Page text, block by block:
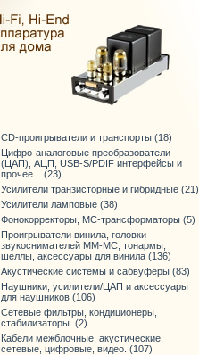
CD-проигрыватели и транспорты (18)
Цифро-аналоговые преобразователи
(ЦАП), АЦП, USB-S/PDIF интерфейсы и
прочее... (23)
Усилители транзисторные и гибридные (21)
Усилители ламповые (38)
Фонокорректоры, МС-трансформаторы (5)
Проигрыватели винила, головки
звукоснимателей ММ-МС, тонармы,
шеллы, аксессуары для винила (136)
Акустические системы и сабвуферы (83)
Наушники, усилители/ЦАП и аксессуары
для наушников (106)
Сетевые фильтры, кондиционеры,
стабилизаторы. (2)
Кабели межблочные, акустические,
сетевые, цифровые, видео. (107)